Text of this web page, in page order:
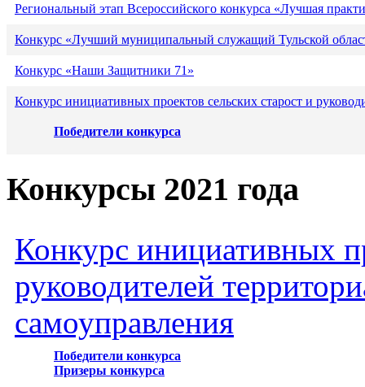
Региональный этап Всероссийского конкурса «Лучшая
Конкурс «Лучший муниципальный служащий Тульской
Конкурс «Наши Защитники 71»
Конкурс инициативных проектов сельских старост и
Победители конкурса
Конкурсы 2021 года
Конкурс инициативных
руководителей
самоуправления
Победители конкурса
Призеры конкурса